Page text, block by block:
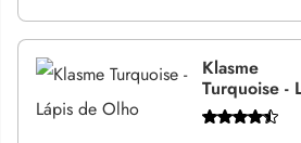
Klasme
Turquoise -